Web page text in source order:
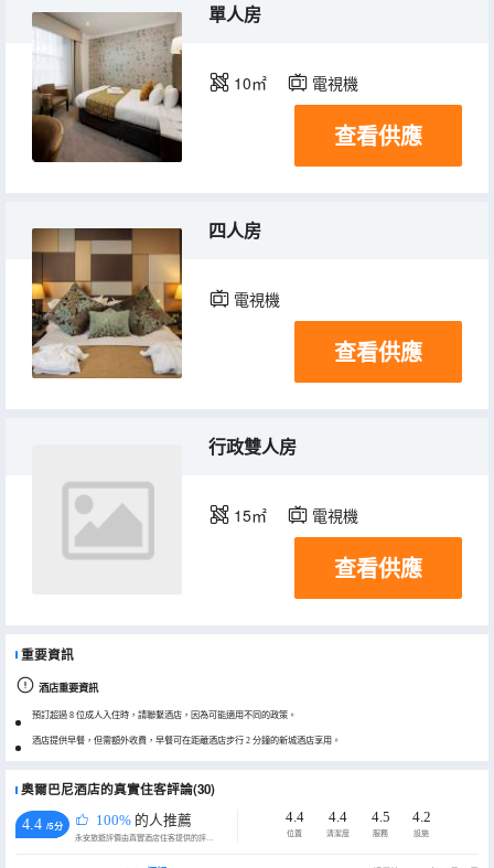
單人房
10㎡ 電視機
查看供應
四人房
電視機
查看供應
行政雙人房
15㎡ 電視機
查看供應
重要資訊
酒店重要資訊
預訂超過 8 位成人入住時，請聯繫酒店，因為可能適用不同的政策。
酒店提供早餐，但需額外收費，早餐可在距離酒店步行 2 分鐘的新城酒店享用。
奧爾巴尼酒店的真實住客評論(30)
4.4 /5分 100% 的人推薦
永安旅遊評價由真實酒店住客提供的評價。
4.4
位置
4.4
清潔度
4.5
服務
4.2
設施